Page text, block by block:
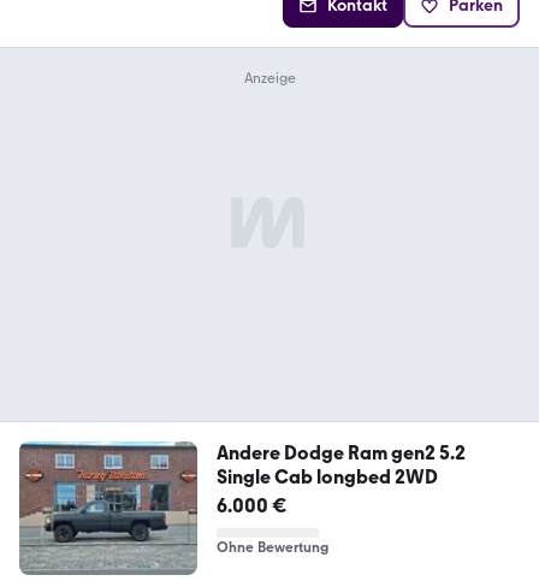
Kontakt Parken
Andere Dodge Ram gen2 5.2
Single Cab longbed 2WD
6.000 €
Ohne Bewertung